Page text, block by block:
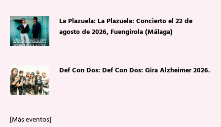
La Plazuela: La Plazuela: Concierto el 22 de
agosto de 2026, Fuengirola (Málaga)
Def Con Dos: Def Con Dos: Gira Alzheimer 2026.
[Más eventos]